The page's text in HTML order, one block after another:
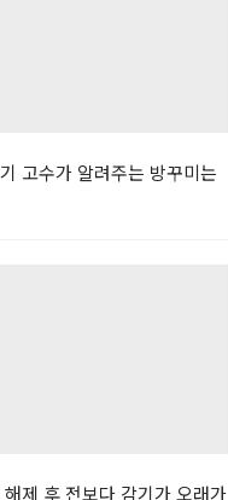
고수가 알려주는 방꾸미는
해제 후 전보다 감기가 오래가